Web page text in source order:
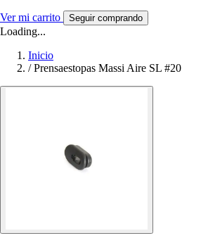
Ver mi carrito Seguir comprando
Loading...
Inicio
/ Prensaestopas Massi Aire SL #20